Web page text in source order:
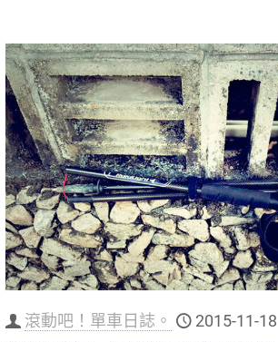
滾動吧！單車日誌。 2015-11-18